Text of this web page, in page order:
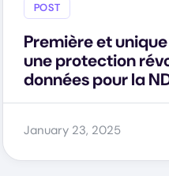
POST
Première et unique
une protection
données pour la
January 23, 2025